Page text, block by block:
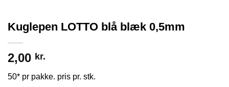
Kuglepen LOTTO blå blæk 0,5mm
2,00 kr.
50* pr pakke. pris pr. stk.